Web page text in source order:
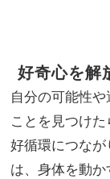
好奇心を解
自分の可能性
ことを見つけ
好循環につな
は、身体を動か